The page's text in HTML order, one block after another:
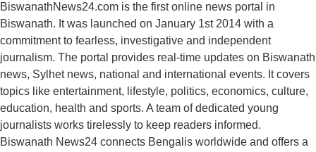
BiswanathNews24.com is the first online news portal in
Biswanath. It was launched on January 1st 2014 with a
commitment to fearless, investigative and independent
journalism. The portal provides real-time updates on Biswanath
news, Sylhet news, national and international events. It covers
topics like entertainment, lifestyle, politics, economics, culture,
education, health and sports. A team of dedicated young
journalists works tirelessly to keep readers informed.
Biswanath News24 connects Bengalis worldwide and offers a